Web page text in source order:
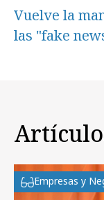
Vuelve la
las "fake
Empresas y